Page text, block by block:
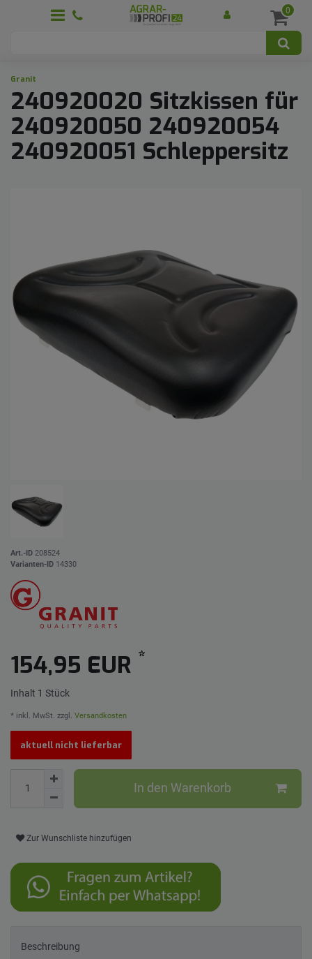
0
Granit
240920020 Sitzkissen für
240920050 240920054
240920051 Schleppersitz
Art.-ID 208524
Varianten-ID 14330
154,95 EUR *
Inhalt 1 Stück
* inkl. MwSt. zzgl. Versandkosten
aktuell nicht lieferbar
In den Warenkorb
Zur Wunschliste hinzufügen
Beschreibung